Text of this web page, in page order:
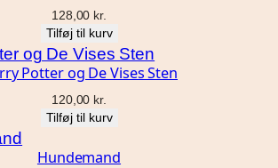
128,00 kr.
Tilføj til kurv
Potter og De Vises Sten
120,00 kr.
Tilføj til kurv
Hundemand